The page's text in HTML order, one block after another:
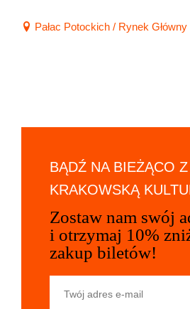
Pałac Potockich / Rynek Główny
BĄDŹ NA BIEŻĄCO Z
KRAKOWSKĄ
Zostaw nam swój
i otrzymaj 10%
zakup biletów!